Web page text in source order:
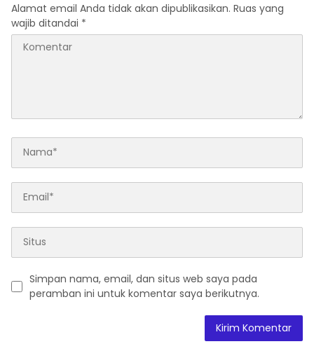
Alamat email Anda tidak akan dipublikasikan. Ruas yang
wajib ditandai *
Simpan nama, email, dan situs web saya pada
peramban ini untuk komentar saya berikutnya.